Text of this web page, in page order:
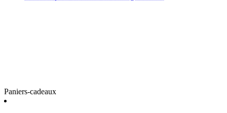
Paniers-cadeaux